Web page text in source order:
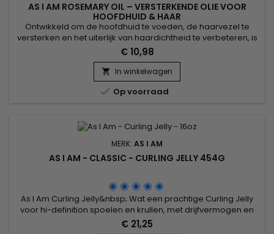
AS I AM ROSEMARY OIL – VERSTERKENDE OLIE VOOR
HOOFDHUID & HAAR
Ontwikkeld om de hoofdhuid te voeden, de haarvezel te
versterken en het uiterlijk van haardichtheid te verbeteren, is
As I Am Rosemary Oil een versterkende rozemarijnolie die
ideaal is voor verzwakt of futloos haar. De kalmerende geur
van rozemarijn en pepermunt zorgt voor een frisse sensatie
terwijl zowel de hoofdhuid als de lengtes worden...
€ 10,98
 In winkelwagen
 Op voorraad
MERK: AS I AM
AS I AM - CLASSIC - CURLING JELLY 454G
As I Am Curling Jelly&nbsp; Wat een prachtige Curling Jelly
voor hi-definition spoelen en krullen, met drijfvermogen en
levendigheid ! Wat je haarlengte ook is, je stijl zal opvallend
mooi zijn en dagenlang zijn definitie behouden. Bevat
€ 21,25